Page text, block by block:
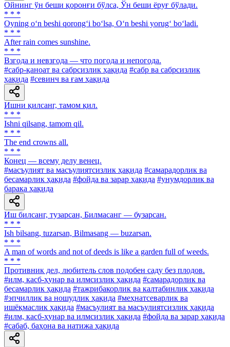
Ойнинг ўн беши қоронғи бўлса, Ўн беши ёруғ бўлади.
* * *
Oyning o‘n beshi qorong‘i bo‘lsa, O‘n beshi yorug‘ bo‘ladi.
* * *
After rain comes sunshine.
* * *
Взгода и невзгода — что погода и непогода.
#сабр-қаноат ва сабрсизлик ҳақида #сабр ва сабрсизлик
ҳақида #севинч ва ғам ҳақида
Ишни қилсанг, тамом қил.
* * *
Ishni qilsang, tamom qil.
* * *
The end crowns all.
* * *
Конец — всему делу венец.
#масъулият ва масъулиятсизлик ҳақида #самарадорлик ва
бесамарлик ҳақида #фойда ва зарар ҳақида #унумдорлик ва
барака ҳақида
Иш билсанг, тузарсан, Билмасанг — бузарсан.
* * *
Ish bilsang, tuzarsan, Bilmasang — buzarsan.
* * *
A man of words and not of deeds is like a garden full of weeds.
* * *
Противник дел, любитель слов подобен саду без плодов.
#илм, касб-ҳунар ва илмсизлик ҳақида #самарадорлик ва
бесамарлик ҳақида #тажрибакорлик ва калтабинлик ҳақида
#эпчиллик ва ношудлик ҳақида #меҳнатсеварлик ва
ишёқмаслик ҳақида #масъулият ва масъулиятсизлик ҳақида
#илм, касб-ҳунар ва илмсизлик ҳақида #фойда ва зарар ҳақида
#сабаб, баҳона ва натижа ҳақида